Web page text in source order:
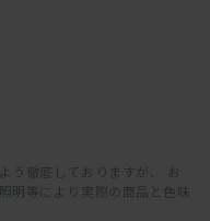
う徹底しておりますが、 お
明等により実際の商品と色味